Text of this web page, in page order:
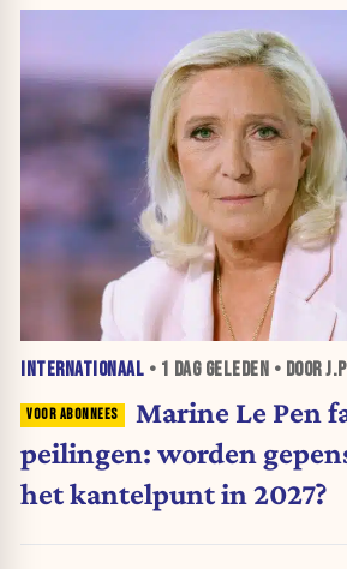
INTERNATIONAAL • 1 DAGGELEDEN • DOOR
Marine Le Pen
peilingen: worden
het kantelpunt in 2027?